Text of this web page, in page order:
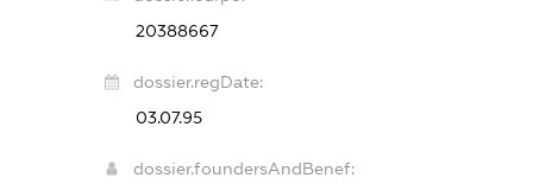
20388667
dossier.regDate:
03.07.95
dossier.foundersAndBenef: